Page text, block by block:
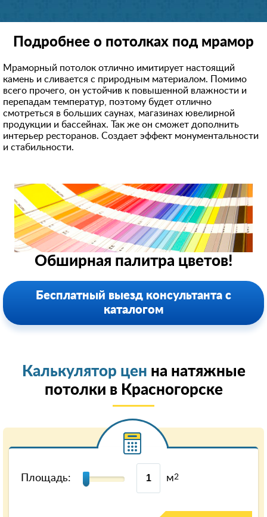
Подробнее о потолках под мрамор
Мраморный потолок отлично имитирует настоящий
камень и сливается с природным материалом. Помимо
всего прочего, он устойчив к повышенной влажности и
перепадам температур, поэтому будет отлично
смотреться в больших саунах, магазинах ювелирной
продукции и бассейнах. Так же он сможет дополнить
интерьер ресторанов. Создает эффект монументальности
и стабильности.
Обширная палитра цветов!
Бесплатный выезд консультанта с
каталогом
Калькулятор цен на натяжные
потолки в Красногорске
Площадь: м2